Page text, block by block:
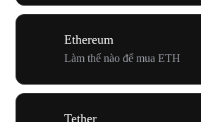
Ethereum
Làm thế nào để mua ETH
Tether